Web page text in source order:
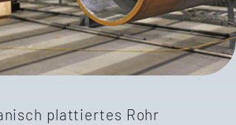
plattiertes Rohr